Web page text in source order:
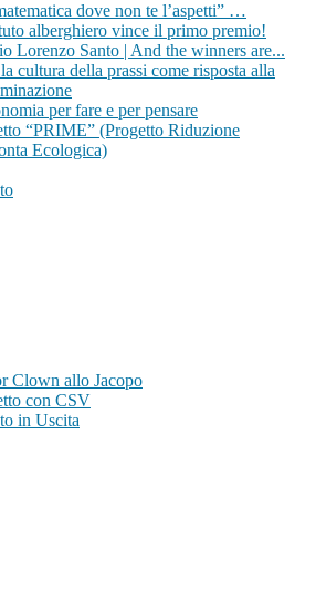
dove non te l’aspetti” …
alberghiero vince il primo premio!
Lorenzo Santo | And the winners are...
cultura della prassi come risposta alla
per fare e per pensare
“PRIME” (Progetto Riduzione
Ecologica)
Clown allo Jacopo
con CSV
in Uscita